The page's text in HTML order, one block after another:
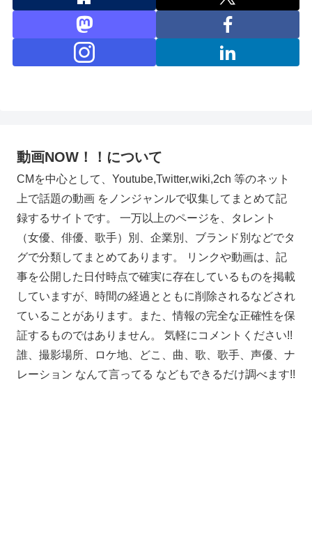
動画NOW！！について
CMを中心として、Youtube,Twitter,wiki,2ch 等のネット
上で話題の動画 をノンジャンルで収集してまとめて記
録するサイトです。 一万以上のページを、タレント
（女優、俳優、歌手）別、企業別、ブランド別などでタ
グで分類してまとめてあります。 リンクや動画は、記
事を公開した日付時点で確実に存在しているものを掲載
していますが、時間の経過とともに削除されるなどされ
ていることがあります。また、情報の完全な正確性を保
証するものではありません。 気軽にコメントください!!
誰、撮影場所、ロケ地、どこ、曲、歌、歌手、声優、ナ
レーション なんて言ってる などもできるだけ調べます!!